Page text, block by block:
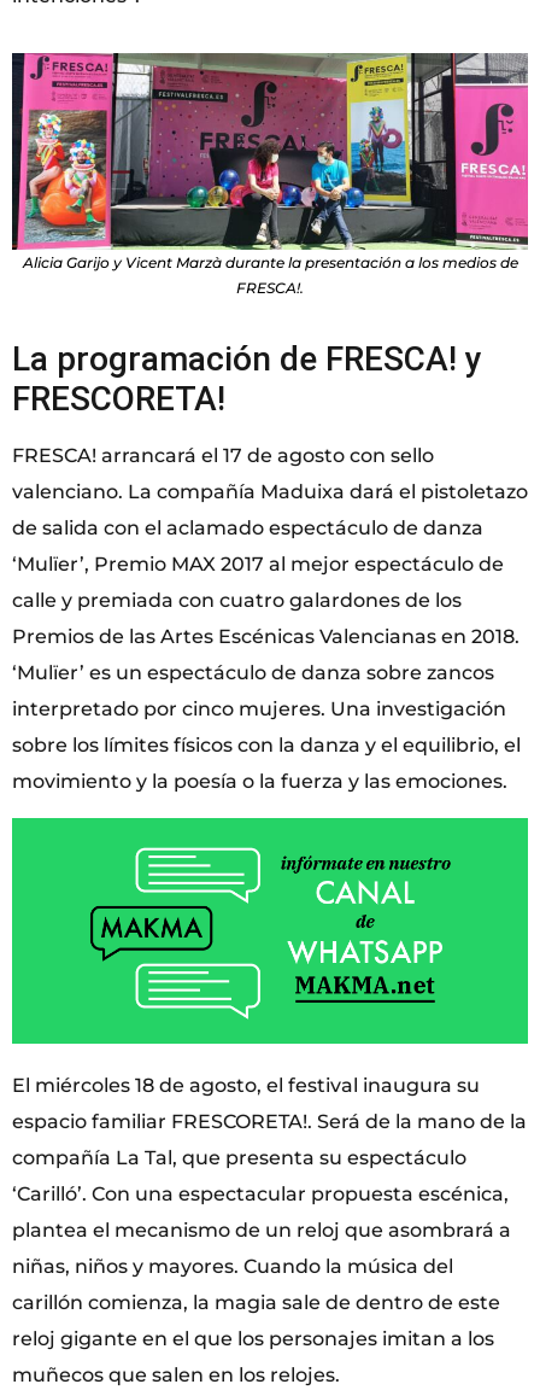
Alicia Garijo y Vicent Marzà durante la presentación a los medios de
FRESCA!.
La programación de FRESCA! y
FRESCORETA!
FRESCA! arrancará el 17 de agosto con sello
valenciano. La compañía Maduixa dará el pistoletazo
de salida con el aclamado espectáculo de danza
‘Mulïer’, Premio MAX 2017 al mejor espectáculo de
calle y premiada con cuatro galardones de los
Premios de las Artes Escénicas Valencianas en 2018.
‘Mulïer’ es un espectáculo de danza sobre zancos
interpretado por cinco mujeres. Una investigación
sobre los límites físicos con la danza y el equilibrio, el
movimiento y la poesía o la fuerza y las emociones.
El miércoles 18 de agosto, el festival inaugura su
espacio familiar FRESCORETA!. Será de la mano de la
compañía La Tal, que presenta su espectáculo
‘Carilló’. Con una espectacular propuesta escénica,
plantea el mecanismo de un reloj que asombrará a
niñas, niños y mayores. Cuando la música del
carillón comienza, la magia sale de dentro de este
reloj gigante en el que los personajes imitan a los
muñecos que salen en los relojes.